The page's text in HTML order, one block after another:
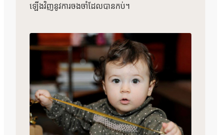
ឡើងវិញនូវការចងចាំដែលបានកប់។